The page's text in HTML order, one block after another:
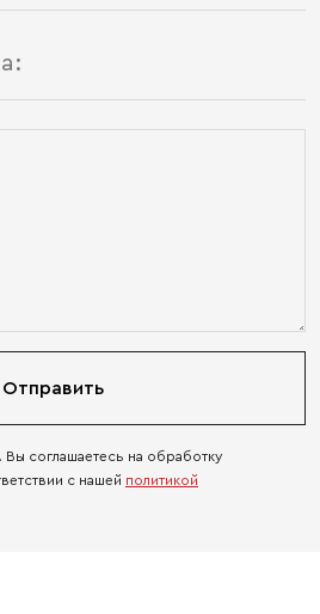
Отправить
Вы соглашаетесь на обработку
с нашей политикой